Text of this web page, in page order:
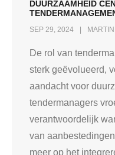
DUURZAAMHEID
SEP 29, 2024
De rol van
sterk geëvolueerd,
aandacht voor
tendermanagers
verantwoordelijk
van
meer op het